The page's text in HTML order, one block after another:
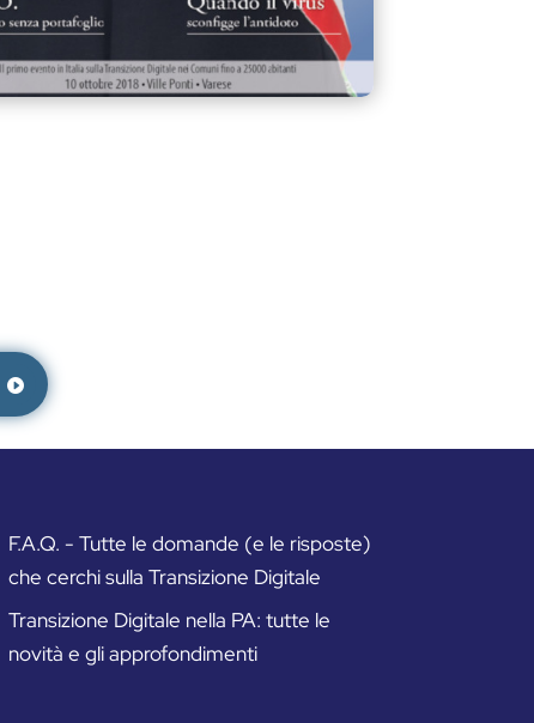
F.A.Q. - Tutte le domande (e le risposte)
che cerchi sulla Transizione Digitale
Transizione Digitale nella PA: tutte le
novità e gli approfondimenti